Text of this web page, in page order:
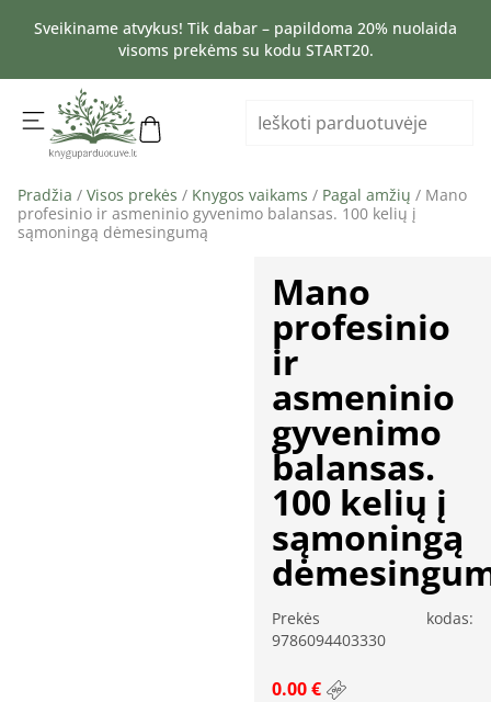
Sveikiname atvykus! Tik dabar – papildoma 20% nuolaida
visoms prekėms su kodu START20.
Pradžia / Visos prekės / Knygos vaikams / Pagal amžių / Mano
profesinio ir asmeninio gyvenimo balansas. 100 kelių į
sąmoningą dėmesingumą
Mano
profesinio
ir
asmeninio
gyvenimo
balansas.
100 kelių į
sąmoningą
Prekės kodas:
9786094403330
0.00 €